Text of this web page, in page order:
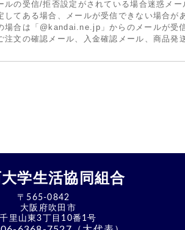
ルの受信/拒否設定がされている場合迷惑メ
してある場合、メールが受信できない場合が
場合は「@kandai.ne.jp」からのメールが受
注文の確認メール、入金確認メール、商品
大学生活協同組合
〒565-0842
大阪府吹田市
千里山東3丁目10番1号